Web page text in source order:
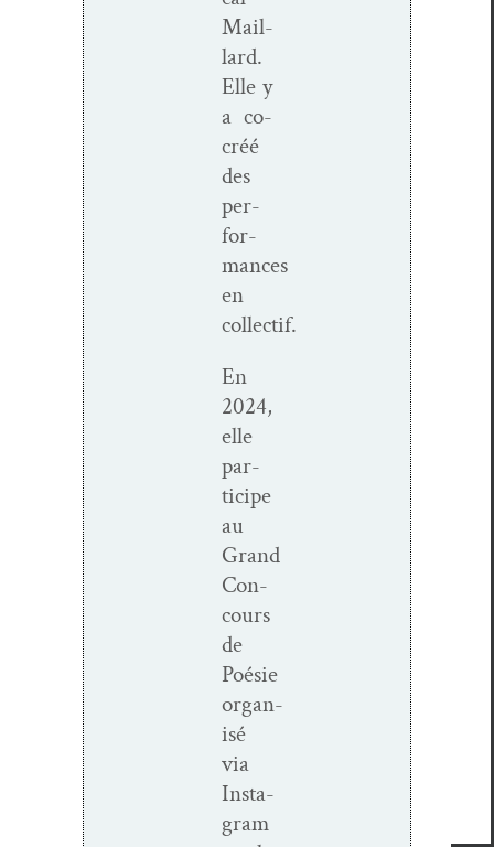
Mail­
lard.
Elle y
a co-
créé
des
per­
for­
mances
en
collectif.
En
2024,
elle
par­
ticipe
au
Grand
Con­
cours
de
Poésie
organ­
isé
via
Insta­
gram